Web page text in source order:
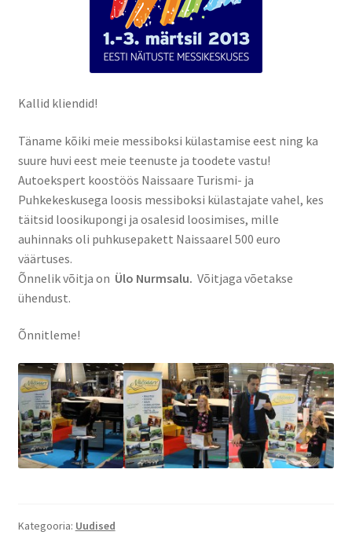
Kallid kliendid!
Täname kõiki meie messiboksi külastamise eest ning ka
suure huvi eest meie teenuste ja toodete vastu!
Autoekspert koostöös Naissaare Turismi- ja
Puhkekeskusega loosis messiboksi külastajate vahel, kes
täitsid loosikupongi ja osalesid loosimises, mille
auhinnaks oli puhkusepakett Naissaarel 500 euro
väärtuses.
Õnnelik võitja on Ülo Nurmsalu. Võitjaga võetakse
ühendust.
Õnnitleme!
Kategooria: Uudised